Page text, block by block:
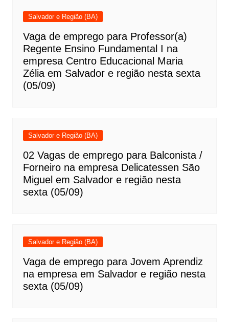
Salvador e Região (BA)
Vaga de emprego para Professor(a)
Regente Ensino Fundamental I na
empresa Centro Educacional Maria
Zélia em Salvador e região nesta sexta
(05/09)
Salvador e Região (BA)
02 Vagas de emprego para Balconista /
Forneiro na empresa Delicatessen São
Miguel em Salvador e região nesta
sexta (05/09)
Salvador e Região (BA)
Vaga de emprego para Jovem Aprendiz
na empresa em Salvador e região nesta
sexta (05/09)